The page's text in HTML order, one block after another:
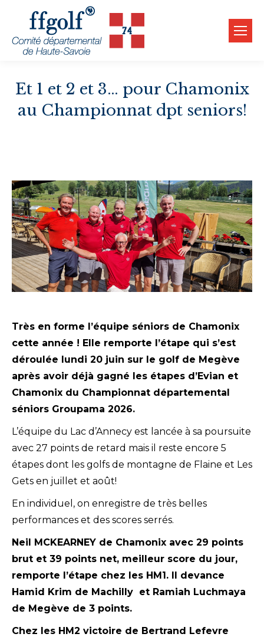
Et 1 et 2 et 3… pour Chamonix
au Championnat dpt seniors!
Très en forme l’équipe séniors de Chamonix
cette année ! Elle remporte l’étape qui s’est
déroulée lundi 20 juin sur le golf de Megève
après avoir déjà gagné les étapes d’Evian et
Chamonix du Championnat départemental
séniors Groupama 2026.
L’équipe du Lac d’Annecy est lancée à sa poursuite
avec 27 points de retard mais il reste encore 5
étapes dont les golfs de montagne de Flaine et Les
Gets en juillet et août!
En individuel, on enregistre de très belles
performances et des scores serrés.
Neil MCKEARNEY de Chamonix avec 29 points
brut et 39 points net, meilleur score du jour,
remporte l’étape chez les HM1. Il devance
Hamid Krim de Machilly et Ramiah Luchmaya
de Megève de 3 points.
Chez les HM2 victoire de Bertrand Lefevre